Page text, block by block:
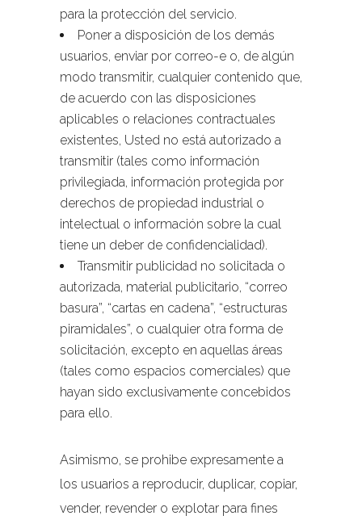
para la protección del servicio.
Poner a disposición de los demás
usuarios, enviar por correo-e o, de algún
modo transmitir, cualquier contenido que,
de acuerdo con las disposiciones
aplicables o relaciones contractuales
existentes, Usted no está autorizado a
transmitir (tales como información
privilegiada, información protegida por
derechos de propiedad industrial o
intelectual o información sobre la cual
tiene un deber de confidencialidad).
Transmitir publicidad no solicitada o
autorizada, material publicitario, “correo
basura”, “cartas en cadena”, “estructuras
piramidales”, o cualquier otra forma de
solicitación, excepto en aquellas áreas
(tales como espacios comerciales) que
hayan sido exclusivamente concebidos
para ello.
Asimismo, se prohibe expresamente a
los usuarios a reproducir, duplicar, copiar,
vender, revender o explotar para fines